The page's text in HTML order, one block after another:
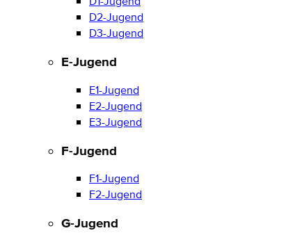
D2-Jugend
D3-Jugend
E-Jugend
E1-Jugend
E2-Jugend
E3-Jugend
F-Jugend
F1-Jugend
F2-Jugend
G-Jugend